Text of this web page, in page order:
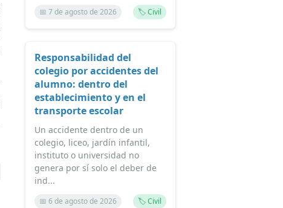
📅 7 de agosto de 2026 🏷️ Civil
Responsabilidad del
colegio por accidentes del
alumno: dentro del
establecimiento y en el
transporte escolar
Un accidente dentro de un
colegio, liceo, jardín infantil,
instituto o universidad no
genera por sí solo el deber de
ind...
📅 6 de agosto de 2026 🏷️ Civil